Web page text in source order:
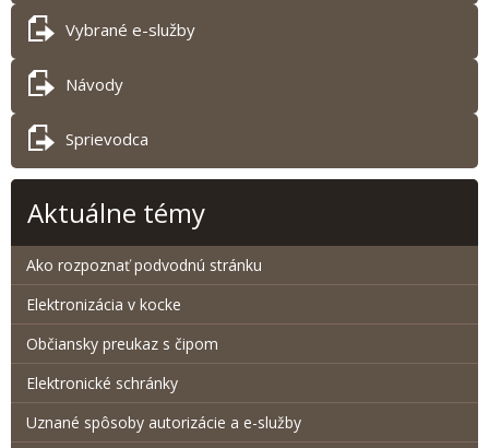
Vybrané e-služby
Návody
Sprievodca
Aktuálne témy
Ako rozpoznať podvodnú stránku
Elektronizácia v kocke
Občiansky preukaz s čipom
Elektronické schránky
Uznané spôsoby autorizácie a e-služby